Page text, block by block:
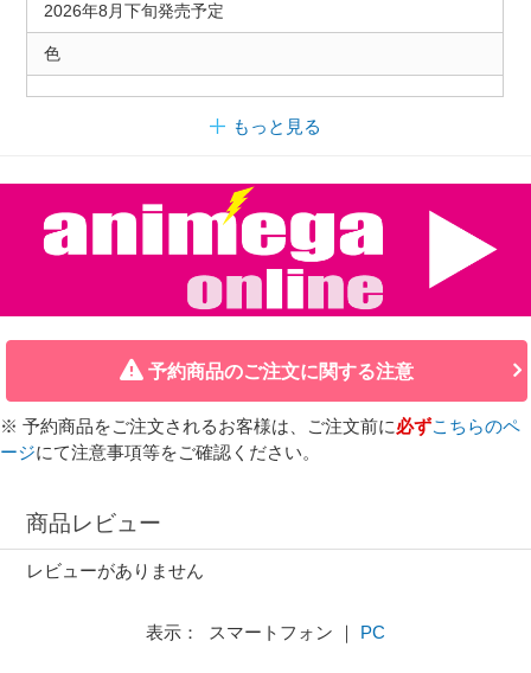
2026年8月下旬発売予定
色
もっと見る
予約商品のご注文に関する注意
※ 予約商品をご注文されるお客様は、ご注文前に必ずこちらのペ
ージにて注意事項等をご確認ください。
商品レビュー
レビューがありません
表示： スマートフォン ｜ PC